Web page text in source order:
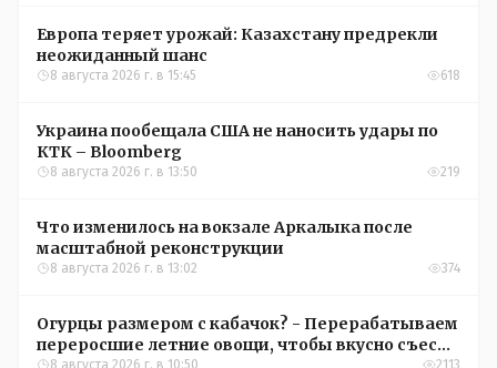
Европа теряет урожай: Казахстану предрекли
неожиданный шанс
8 августа 2026 г. в 15:45 618
Украина пообещала США не наносить удары по
КТК – Bloomberg
8 августа 2026 г. в 13:50 219
Что изменилось на вокзале Аркалыка после
масштабной реконструкции
8 августа 2026 г. в 13:02 374
Огурцы размером с кабачок? - Перерабатываем
переросшие летние овощи, чтобы вкусно съесть
8 августа 2026 г. в 10:50 2113